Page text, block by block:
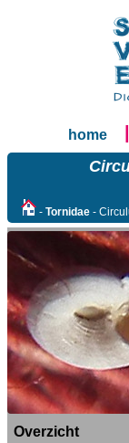
home
- Tornidae -
Overzicht